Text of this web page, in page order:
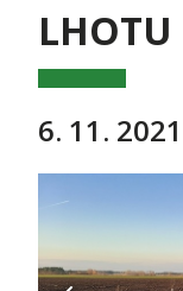
LHOTU
6. 11. 2021